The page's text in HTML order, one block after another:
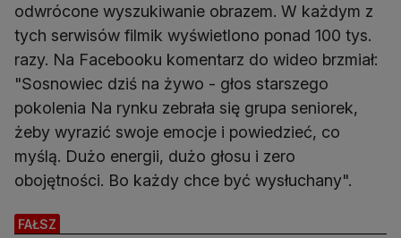
odwrócone wyszukiwanie obrazem. W każdym z
tych serwisów filmik wyświetlono ponad 100 tys.
razy. Na Facebooku komentarz do wideo brzmiał:
"Sosnowiec dziś na żywo - głos starszego
pokolenia Na rynku zebrała się grupa seniorek,
żeby wyrazić swoje emocje i powiedzieć, co
myślą. Dużo energii, dużo głosu i zero
obojętności. Bo każdy chce być wysłuchany".
FAŁSZ